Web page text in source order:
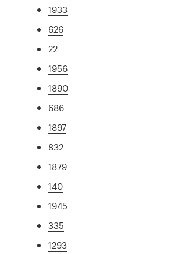
1933
626
22
1956
1890
686
1897
832
1879
140
1945
335
1293